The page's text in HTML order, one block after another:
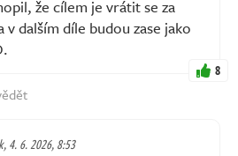
že cílem je vrátit se za
dalším díle budou zase jako
8
4. 6. 2026, 8:53